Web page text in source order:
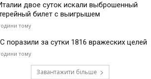
двое суток искали выброшенный
билет с выигрышем
тому
поразили за сутки 1816 вражеских целей
тому
Завантажити більше